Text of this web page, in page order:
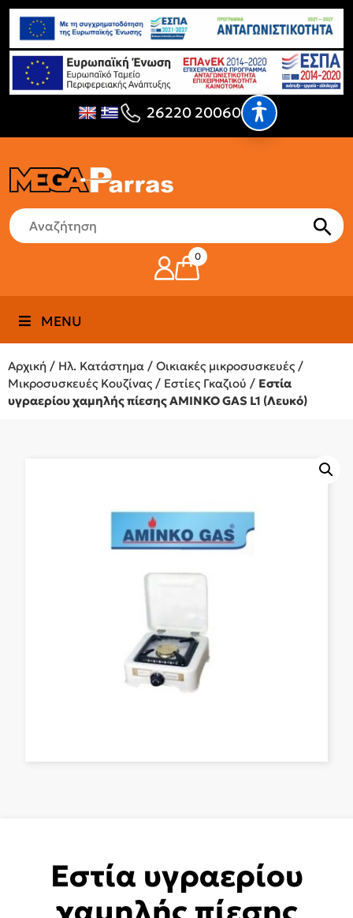
26220 20060
0
MENU
Αρχική / Ηλ. Κατάστημα / Οικιακές μικροσυσκευές /
Μικροσυσκευές Κουζίνας / Εστίες Γκαζιού / Εστία
υγραερίου χαμηλής πίεσης AMINKO GAS L1 (Λευκό)
Εστία υγραερίου